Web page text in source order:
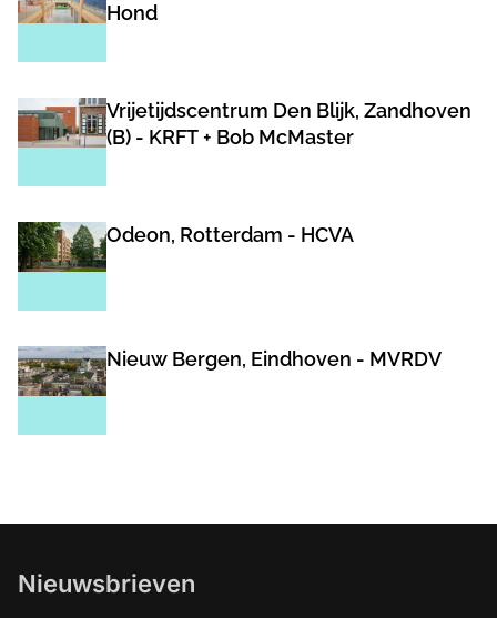
Hond
Vrijetijdscentrum Den Blijk, Zandhoven
(B) - KRFT + Bob McMaster
Odeon, Rotterdam - HCVA
Nieuw Bergen, Eindhoven - MVRDV
Nieuwsbrieven